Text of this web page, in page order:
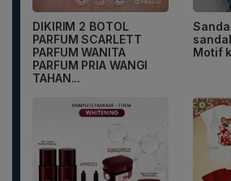
DIKIRIM 2 BOTOL
PARFUM SCARLETT
PARFUM WANITA
PARFUM PRIA WANGI
TAHAN...
Motif